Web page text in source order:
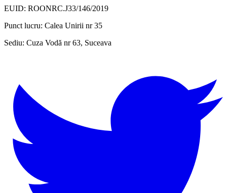
EUID: ROONRC.J33/146/2019
Punct lucru: Calea Unirii nr 35
Sediu: Cuza Vodă nr 63, Suceava